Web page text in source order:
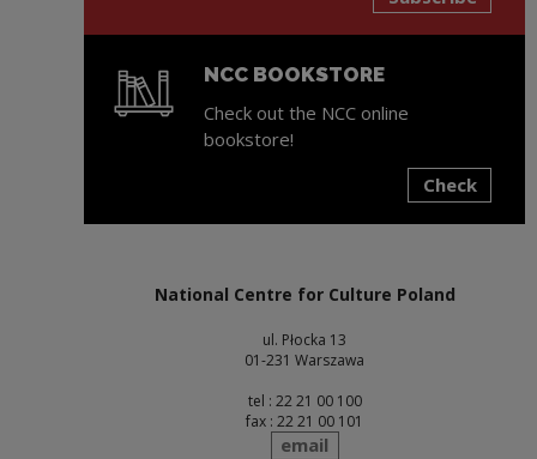
NCC BOOKSTORE
Check out the NCC online
bookstore!
Check
National Centre for Culture Poland
ul. Płocka 13
01-231 Warszawa
tel : 22 21 00 100
fax : 22 21 00 101
send
email